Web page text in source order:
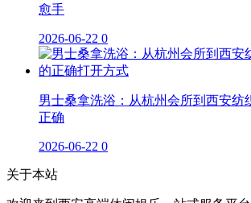
愈手
2026-06-22 0
男士桑拿洗浴：从杭州会所到西安纺
正确
2026-06-22 0
关于本站